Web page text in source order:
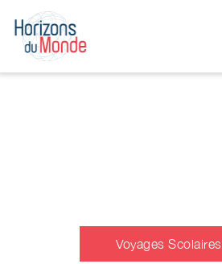
Voyages Scolaires